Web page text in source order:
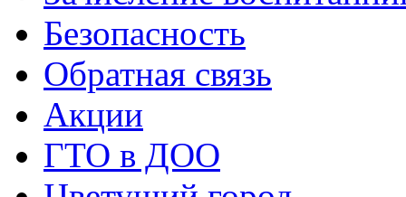
Безопасность
Обратная связь
Акции
ГТО в ДОО